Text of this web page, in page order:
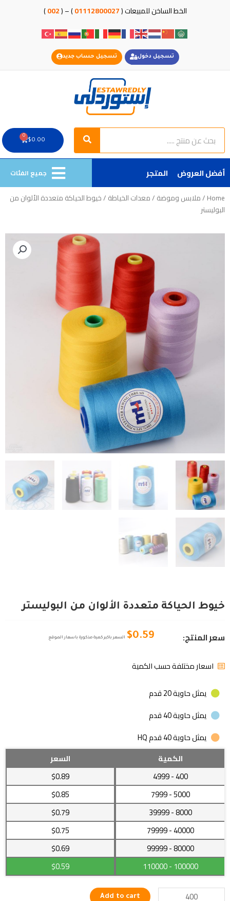
الخط الساخن للمبيعات (01112800027
) – (
002
)
تسجيل دخول تسجيل حساب جديد
Search
Search
$0.00
0
Cart
أفضل العروض المتجر جميع الفئات
Home
/ملابس وموضة /معدات الخياطة / خيوط الحياكة متعددة الألوان من
البوليستر
خيوط الحياكة متعددة الألوان من البوليستر
سعر المنتج: $0.59 السعر باكبر كمية مذكورة باسعار الموقع
اسعار مختلفة حسب الكمية
يمثل حاوية 20 قدم
يمثل حاوية 40 قدم
يمثل حاوية 40 قدم HQ
الكمية
السعر
400
- 4999
$0.89
5000
- 7999
$0.85
8000
- 39999
$0.79
40000
- 79999
$0.75
80000
- 99999
$0.69
100000
- 110000
$0.59
الحياكة
الألوان
من
quantity
Add to cart